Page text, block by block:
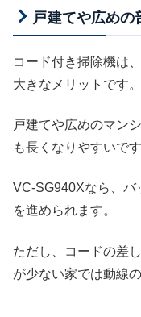
戸建てや広めの
コード付き掃除機は
大きなメリットです。
戸建てや広めのマン
も長くなりやすいです
VC-SG940Xなら、バ
を進められます。
ただし、コードの差
が少ない家では動線